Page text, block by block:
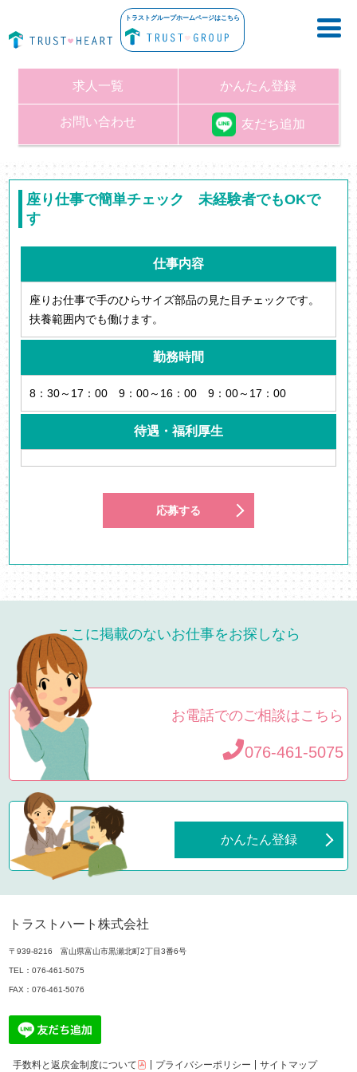
トラストグループホームページはこちら
求人一覧 かんたん登録
お問い合わせ 友だち追加
座り仕事で簡単チェック 未経験者でもOKで
す
仕事内容
座りお仕事で手のひらサイズ部品の見た目チェックです。
扶養範囲内でも働けます。
勤務時間
8：30～17：00 9：00～16：00 9：00～17：00
待遇・福利厚生
応募する
ここに掲載のないお仕事をお探しなら
お電話でのご相談はこちら
076-461-5075
かんたん登録
トラストハート株式会社
〒939-8216 富山県富山市黒瀬北町2丁目3番6号
TEL：076-461-5075
FAX：076-461-5076
手数料と返戻金制度について プライバシーポリシー サイトマップ